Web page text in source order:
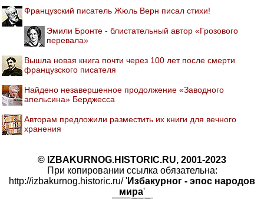
Французский писатель Жюль Верн писал стихи!
Эмили Бронте - блистательный автор «Грозового
перевала»
Вышла новая книга почти через 100 лет после смерти
французского писателя
Найдено незавершенное продолжение «Заводного
апельсина» Берджесса
Авторам предложили разместить их книги для вечного
хранения
© IZBAKURNOG.HISTORIC.RU, 2001-2023
При копировании ссылка обязательна:
http://izbakurnog.historic.ru/ 'Избакурног - эпос народов
мира'